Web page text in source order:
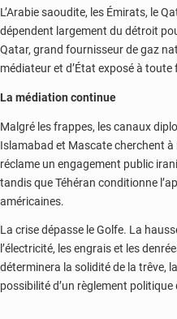
L’Arabie saoudite, les Émirats, le
dépendent largement du détroit
Qatar, grand fournisseur de gaz
médiateur et d’État exposé à
La médiation continue
Malgré les frappes, les canaux
Islamabad et Mascate cherchent
réclame un engagement public
tandis que Téhéran conditionne
américaines.
La crise dépasse le Golfe. La
l’électricité, les engrais et les
déterminera la solidité de la trêve,
possibilité d’un règlement politique